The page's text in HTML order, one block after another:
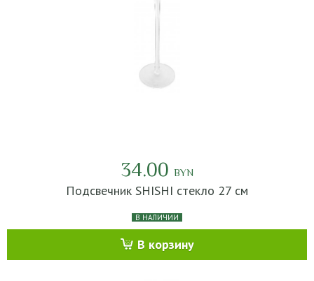
34.00 BYN
Подсвечник SHISHI стекло 27 см
В НАЛИЧИИ
В корзину